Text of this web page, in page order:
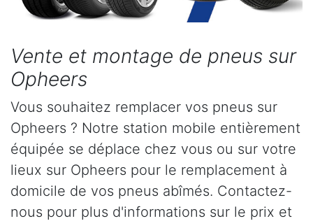
Vente et montage de pneus sur
Opheers
Vous souhaitez remplacer vos pneus sur
Opheers ? Notre station mobile entièrement
équipée se déplace chez vous ou sur votre
lieux sur Opheers pour le remplacement à
domicile de vos pneus abîmés. Contactez-
nous pour plus d'informations sur le prix et